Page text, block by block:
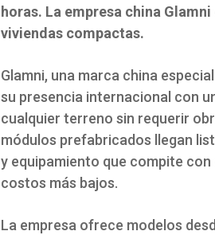
horas. La empresa china
viviendas compactas.
Glamni, una marca china
su presencia internacional con
cualquier terreno sin requerir
módulos prefabricados llegan
y equipamiento que compite
costos más bajos.
La empresa ofrece modelos